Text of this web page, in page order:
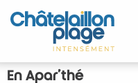
Aller
au
principal
Startseite - DE
Entdecken Sie
En Apar'thé